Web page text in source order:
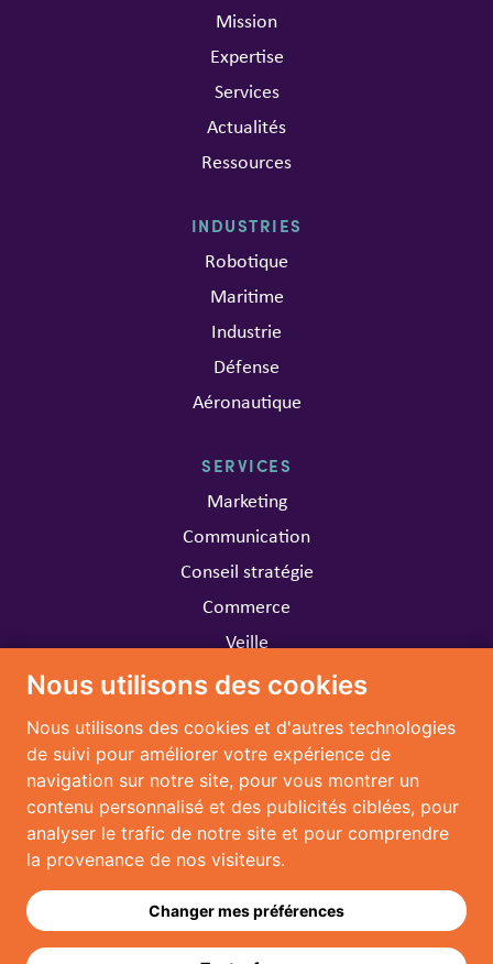
Nous utilisons des cookies
Nous utilisons des cookies et d'autres technologies
de suivi pour améliorer votre expérience de
navigation sur notre site, pour vous montrer un
contenu personnalisé et des publicités ciblées, pour
analyser le trafic de notre site et pour comprendre
la provenance de nos visiteurs.
Changer mes préférences
Mission
Expertise
Services
Actualités
Ressources
INDUSTRIES
Robotique
Maritime
Industrie
Défense
Aéronautique
SERVICES
Marketing
Communication
Conseil stratégie
Commerce
Veille
Travailler chez MARIA
CONTACT
Nous contacter
Nous suivre: